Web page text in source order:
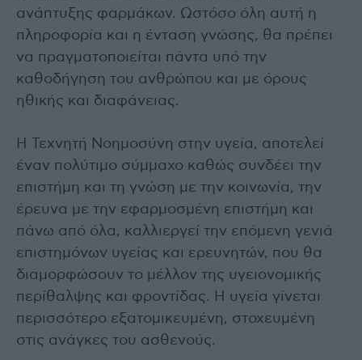
ανάπτυξης φαρμάκων. Ωστόσο όλη αυτή η
πληροφορία και η ένταση γνώσης, θα πρέπει
να πραγματοποιείται πάντα υπό την
καθοδήγηση του ανθρώπου και με όρους
ηθικής και διαφάνειας.
Η Τεχνητή Νοημοσύνη στην υγεία, αποτελεί
έναν πολύτιμο σύμμαχο καθώς συνδέει την
επιστήμη και τη γνώση με την κοινωνία, την
έρευνα με την εφαρμοσμένη επιστήμη και
πάνω από όλα, καλλιεργεί την επόμενη γενιά
επιστημόνων υγείας και ερευνητών, που θα
διαμορφώσουν το μέλλον της υγειονομικής
περίθαλψης και φροντίδας. Η υγεία γίνεται
περισσότερο εξατομικευμένη, στοχευμένη
στις ανάγκες του ασθενούς.